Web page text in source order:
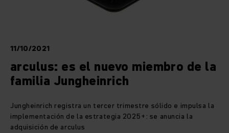
11/10/2021
arculus: es el nuevo miembro de la
familia Jungheinrich
Jungheinrich registra un tercer trimestre sólido e impulsa la
implementación de la estrategia 2025+: se anuncia la
adquisición de arculus